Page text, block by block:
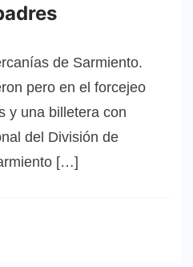
de Sarmiento.
pero en el forcejeo
y una billetera con
del División de
[…]